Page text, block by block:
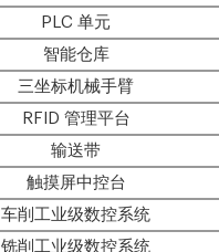
PLC 单元
智能仓库
三坐标机械手臂
RFID 管理平台
输送带
触摸屏中控台
车削工业级数控系统
铣削工业级数控系统